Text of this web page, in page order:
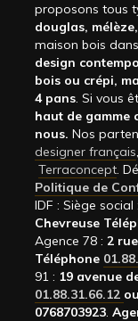
proposons tous
douglas,
maison bois
design
bois ou crépi,
4 pans. Si vous
haut de gamme
nous. Nos
designer français,
Terraconcept.
Politique de
IDF : Siège social
Chevreuse
Agence 78 : 2
Téléphone
91 : 19 avenue
01.88.31.66.12
0768703923.